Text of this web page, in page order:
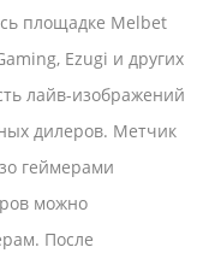
площадке Melbet
Ezugi и других
лайв-изображений
дилеров. Метчик
геймерами
можно
После